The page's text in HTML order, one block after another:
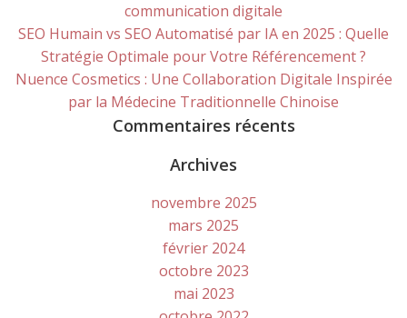
communication digitale
SEO Humain vs SEO Automatisé par IA en 2025 : Quelle
Stratégie Optimale pour Votre Référencement ?
Nuence Cosmetics : Une Collaboration Digitale Inspirée
par la Médecine Traditionnelle Chinoise
Commentaires récents
Archives
novembre 2025
mars 2025
février 2024
octobre 2023
mai 2023